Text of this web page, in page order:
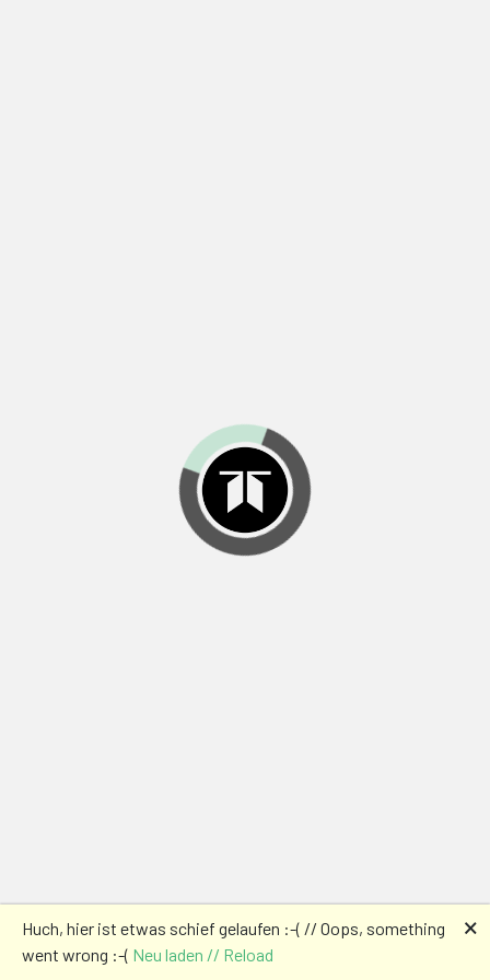
Huch, hier ist etwas schief gelaufen :-( // Oops, something
went wrong :-( Neu laden // Reload
🗙